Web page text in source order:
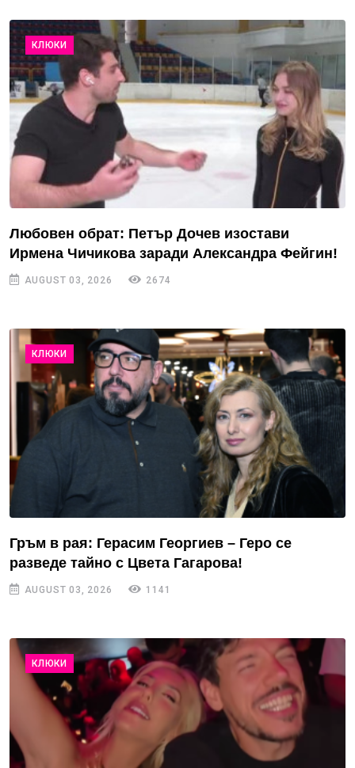
КЛЮКИ
Любовен обрат: Петър Дочев изостави
Ирмена Чичикова заради Александра Фейгин!
AUGUST 03, 2026 2674
КЛЮКИ
Гръм в рая: Герасим Георгиев – Геро се
разведе тайно с Цвета Гагарова!
AUGUST 03, 2026 1141
КЛЮКИ